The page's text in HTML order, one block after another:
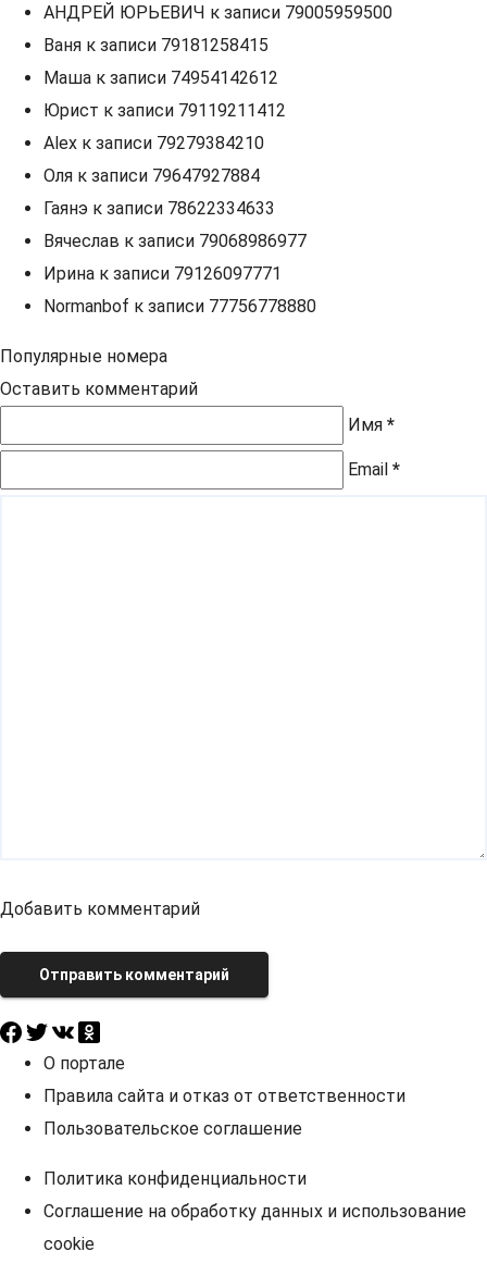
АНДРЕЙ ЮРЬЕВИЧ к записи 79005959500
Ваня к записи 79181258415
Маша к записи 74954142612
Юрист к записи 79119211412
Alex к записи 79279384210
Оля к записи 79647927884
Гаянэ к записи 78622334633
Вячеслав к записи 79068986977
Ирина к записи 79126097771
Normanbof к записи 77756778880
Популярные номера
Оставить комментарий
Имя *
Email *
Добавить комментарий
Отправить комментарий
О портале
Правила сайта и отказ от ответственности
Пользовательское соглашение
Политика конфиденциальности
Соглашение на обработку данных и использование
cookie